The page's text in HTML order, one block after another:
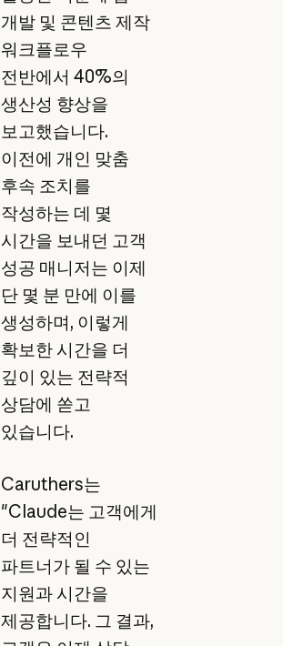
개발 및 콘텐츠 제작
워크플로우
전반에서 40%의
생산성 향상을
보고했습니다.
이전에 개인 맞춤
후속 조치를
작성하는 데 몇
시간을 보내던 고객
성공 매니저는 이제
단 몇 분 만에 이를
생성하며, 이렇게
확보한 시간을 더
깊이 있는 전략적
상담에 쏟고
있습니다.
Caruthers는
"Claude는 고객에게
더 전략적인
파트너가 될 수 있는
지원과 시간을
제공합니다. 그 결과,